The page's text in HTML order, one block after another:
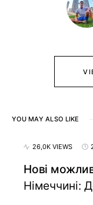
YOU MAY ALSO LIKE
26,0K VIEWS
Нові
Німеччині: